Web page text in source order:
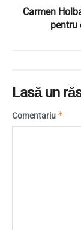
Carmen
pentru
Lasă un
Comentariu *